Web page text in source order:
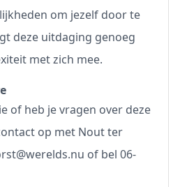
om jezelf door te
deze uitdaging genoeg
met zich mee.
of heb je vragen over deze
op met Nout ter
of bel 06-